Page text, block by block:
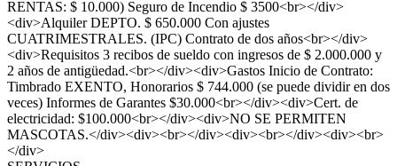
RENTAS: $ 10.000) Seguro de Incendio $ 3500<br></div>
<div>Alquiler DEPTO. $ 650.000 Con ajustes
CUATRIMESTRALES. (IPC) Contrato de dos años<br></div>
<div>Requisitos 3 recibos de sueldo con ingresos de $ 2.000.000 y
2 años de antigüedad.<br></div><div>Gastos Inicio de Contrato:
Timbrado EXENTO, Honorarios $ 744.000 (se puede dividir en dos
veces) Informes de Garantes $30.000<br></div><div>Cert. de
electricidad: $100.000<br></div><div>NO SE PERMITEN
MASCOTAS.</div><div><br></div><div><br></div><div><br>
</div>